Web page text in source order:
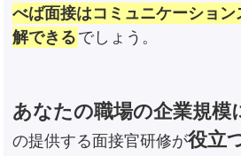
べば面接はコミュニケーショ
解できる でしょう。
あなたの職場の企業規模
の提供する面接官研修が役立